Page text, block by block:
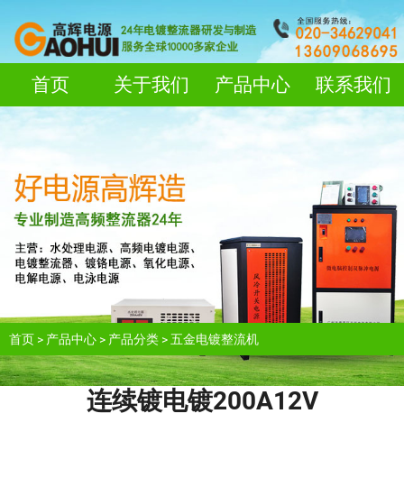
首页 关于我们 产品中心 联系我们
首页 > 产品中心 > 产品分类 >五金电镀整流机
连续镀电镀200A12V